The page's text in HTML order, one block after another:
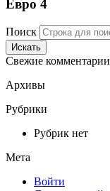
Евро 4
Поиск
Искать
Свежие комментарии
Архивы
Рубрики
Рубрик нет
Мета
Войти